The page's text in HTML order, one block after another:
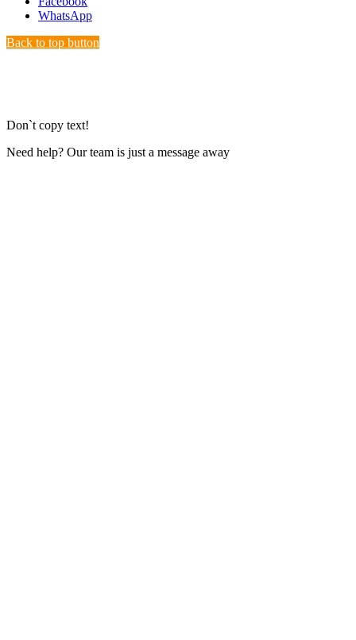
WhatsApp
Back to top button
Don`t copy text!
Need help? Our team is just a message away